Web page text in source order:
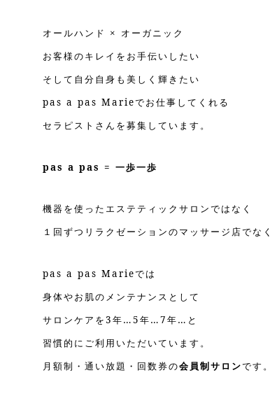
オールハンド × オーガニック
お客様のキレイをお手伝いしたい
そして自分自身も美しく輝きたい
pas a pas Marieでお仕事してくれる
セラピストさんを募集しています。
pas a pas = 一歩一歩
機器を使ったエステティックサロンではなく
１回ずつリラクゼーションのマッサージ店でなく
pas a pas Marieでは
身体やお肌のメンテナンスとして
サロンケアを3年…5年…7年…と
習慣的にご利用いただいています。
月額制・通い放題・回数券の会員制サロンです。